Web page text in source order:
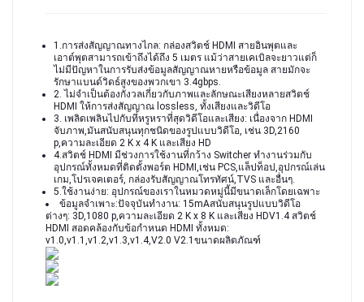
1.การส่งสัญญาณทางไกล: กล่องสวิตช์ HDMI สายอินพุตและ
เอาต์พุตสามารถเข้าถึงได้ถึง 5 เมตร แม้ว่าสายเคเบิลจะยาวแต่ก็
ไม่มีปัญหาในการรับส่งข้อมูลสัญญาณหายหรือข้อมูล สายมักจะ
รักษาแบนด์วิดธ์สูงของพวกเขา 3.4gbps.
2. ไม่จำเป็นต้องกังวลเกี่ยวกับภาพและลักษณะเสียงหลายสวิตช์
HDMI ให้การส่งสัญญาณ lossless, ทั้งเสียงและวิดีโอ
3. เพลิดเพลินไปกับที่หรูหราที่สุดวิดีโอและเสียง: เนื่องจาก HDMI
จับภาพ,มันสนับสนุนทุกชนิดของรูปแบบวิดีโอ, เช่น 3D,2160
p,ความละเอียด 2 K x 4 K และเสียง HD
4.สวิตช์ HDMI มีช่วงการใช้งานที่กว้าง Switcher ทำงานร่วมกับ
อุปกรณ์ทั้งหมดที่ติดตั้งพอร์ต HDMI,เช่น PCS,แล็ปท็อป,อุปกรณ์เล่น
เกม,โปรเจคเตอร์, กล่องรับสัญญาณโทรทัศน์,TVS และอื่นๆ.
5.ใช้งานง่าย: อุปกรณ์ของเราในหมวดหมู่นี้มีขนาดเล็กโดยเฉพาะ
ข้อมูลจำเพาะ:ปัจจุบันทำงาน: 15mAสนับสนุนรูปแบบวิดีโอ
ต่างๆ: 3D,1080 p,ความละเอียด 2 K x 8 K และเสียง HDV1.4 สวิตช์
HDMI สอดคล้องกับข้อกำหนด HDMI ทั้งหมด:
v1.0,v1.1,v1.2,v1.3,v1.4,V2.0 V2.1ขนาดผลิตภัณฑ์